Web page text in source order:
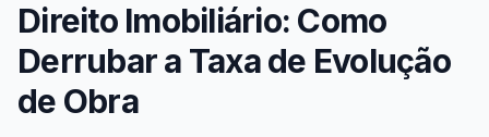
Direito Imobiliário: Como
Derrubar a Taxa de Evolução
de Obra